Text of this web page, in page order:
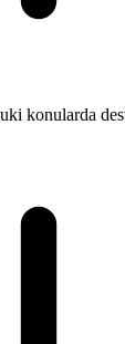
konularda